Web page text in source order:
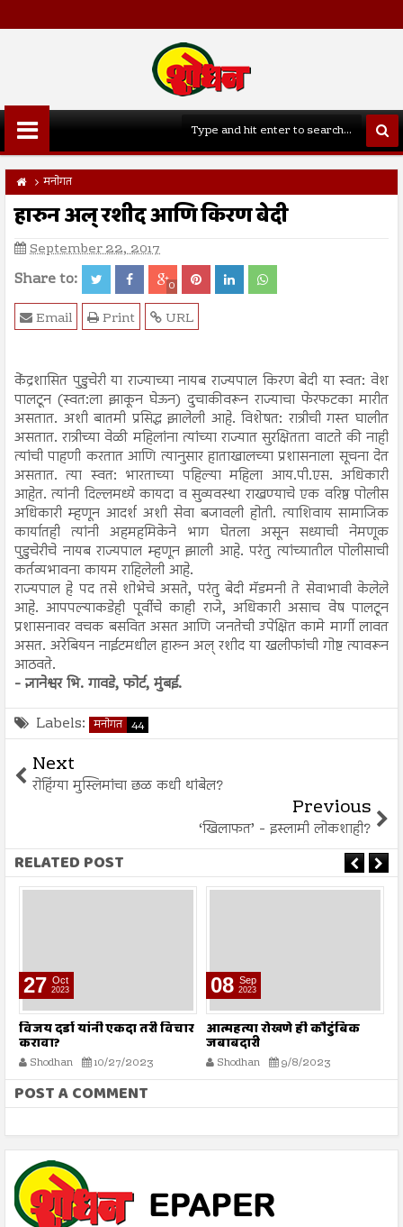
मनोगत
हारुन अल् रशीद आणि किरण बेदी
September 22, 2017
Share to: 0
URL
Print
Email
केंद्रशासित पुडुचेरी या राज्याच्या नायब राज्यपाल किरण बेदी या स्वत: वेश
पालटून (स्वत:ला झाकून घेऊन) दुचाकीवरून राज्याचा फेरफटका मारीत
असतात. अशी बातमी प्रसिद्ध झालेली आहे. विशेषत: रात्रीची गस्त घालीत
असतात. रात्रीच्या वेळी महिलांना त्यांच्या राज्यात सुरक्षितता वाटते की नाही
त्यांची पाहणी करतात आणि त्यानुसार हाताखालच्या प्रशासनाला सूचना देत
असतात. त्या स्वत: भारताच्या पहिल्या महिला आय.पी.एस. अधिकारी
आहेत. त्यांनी दिल्लमध्ये कायदा व सुव्यवस्था राखण्याचे एक वरिष्ठ पोलीस
अधिकारी म्हणून आदर्श अशी सेवा बजावली होती. त्याशिवाय सामाजिक
कार्यातही त्यांनी अहमहमिकेने भाग घेतला असून सध्याची नेमणूक
पुडुचेरीचे नायब राज्यपाल म्हणून झाली आहे. परंतु त्यांच्यातील पोलीसाची
कर्तव्यभावना कायम राहिलेली आहे.
राज्यपाल हे पद तसे शोभेचे असते, परंतु बेदी मॅडमनी ते सेवाभावी केलेले
आहे. आपपल्याकडेही पूर्वीचे काही राजे, अधिकारी असाच वेष पालटून
प्रशासनावर वचक बसवित असत आणि जनतेची उपेक्षित कामे मार्गी लावत
असत. अरेबियन नाईटमधील हारुन अल् रशीद या खलीफांची गोष्ट त्यावरून
आठवते.
- ज्ञानेश्वर भि. गावडे, फोर्ट, मुंबई.
Labels: मनोगत 44
Next
रोहिंग्या मुस्लिमांचा छळ कधी थांबेल?
Previous
‘खिलाफत’ - इस्लामी लोकशाही?
RELATED POST
08 Sep
2023
आत्महत्या रोखणे ही कौटुंबिक
जबाबदारी
Shodhan 9/8/2023
25 Mar
2022
काश्मिरी पंडितांचे विस्थापन,
सत्यामागचे कटू सत्य
Shodhan 3/25/2022
POST A COMMENT